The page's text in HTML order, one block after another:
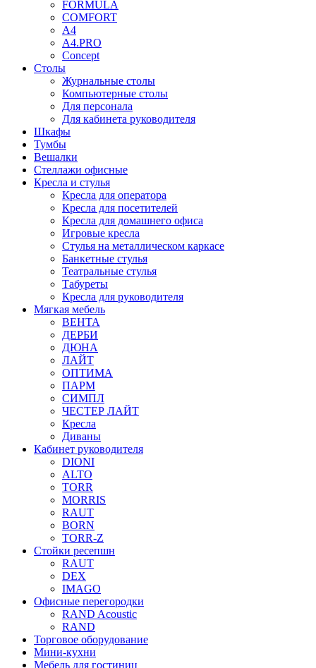
FORMULA
COMFORT
A4
A4.PRO
Concept
Столы
Журнальные столы
Компьютерные столы
Для персонала
Для кабинета руководителя
Шкафы
Тумбы
Вешалки
Стеллажи офисные
Кресла и стулья
Кресла для оператора
Кресла для посетителей
Кресла для домашнего офиса
Игровые кресла
Стулья на металлическом каркасе
Банкетные стулья
Театральные стулья
Табуреты
Кресла для руководителя
Мягкая мебель
ВЕНТА
ДЕРБИ
ДЮНА
ЛАЙТ
ОПТИМА
ПАРМ
СИМПЛ
ЧЕСТЕР ЛАЙТ
Кресла
Диваны
Кабинет руководителя
DIONI
ALTO
TORR
MORRIS
RAUT
BORN
TORR-Z
Стойки ресепшн
RAUT
DEX
IMAGO
Офисные перегородки
RAND Acoustic
RAND
Торговое оборудование
Мини-кухни
Мебель для гостиниц